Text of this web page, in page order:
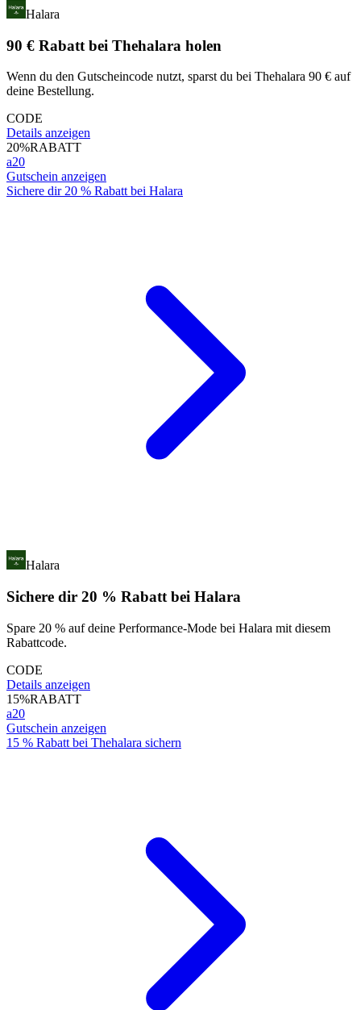
Halara
90 € Rabatt bei Thehalara holen
Wenn du den Gutscheincode nutzt, sparst du bei Thehalara 90 € auf
deine Bestellung.
CODE
Details anzeigen
20%RABATT
a20
Gutschein anzeigen
Sichere dir 20 % Rabatt bei Halara
Halara
Sichere dir 20 % Rabatt bei Halara
Spare 20 % auf deine Performance-Mode bei Halara mit diesem
Rabattcode.
CODE
Details anzeigen
15%RABATT
a20
Gutschein anzeigen
15 % Rabatt bei Thehalara sichern